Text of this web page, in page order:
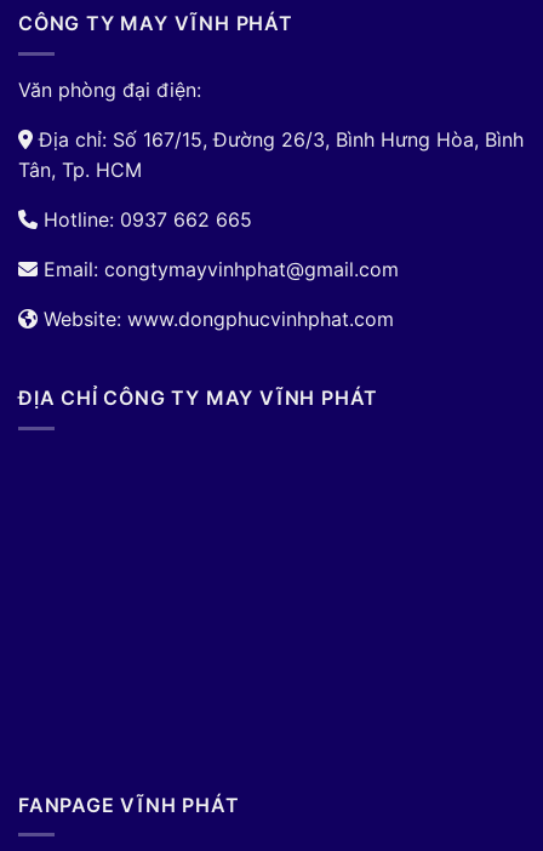
CÔNG TY MAY VĨNH PHÁT
Văn phòng đại điện:
Địa chỉ: Số 167/15, Đường 26/3, Bình Hưng Hòa, Bình
Tân, Tp. HCM
Hotline: 0937 662 665
Email: congtymayvinhphat@gmail.com
Website: www.dongphucvinhphat.com
ĐỊA CHỈ CÔNG TY MAY VĨNH PHÁT
FANPAGE VĨNH PHÁT